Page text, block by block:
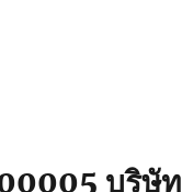
บริษัท